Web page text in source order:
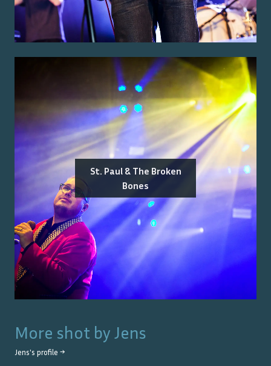
St. Paul & The Broken
Bones
More shot by Jens
Jens's profile →